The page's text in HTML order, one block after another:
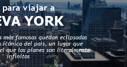
para viajar a
YORK
más famosas quedan eclipsadas
icónica del país, un lugar que
que los planes son literalmente
infinitos